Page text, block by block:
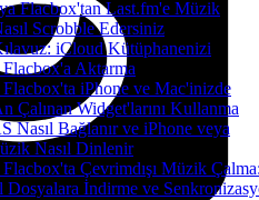
Flacbox'tan Last.fm'e Müzik
Scrobble Edersiniz
iCloud Kütüphanenizi
Aktarma
iPhone ve Mac'inizde
Çalınan Widget'larını Kullanma
Nasıl Bağlanır ve iPhone veya
Nasıl Dinlenir
Çevrimdışı Müzik
Dosyalara İndirme ve